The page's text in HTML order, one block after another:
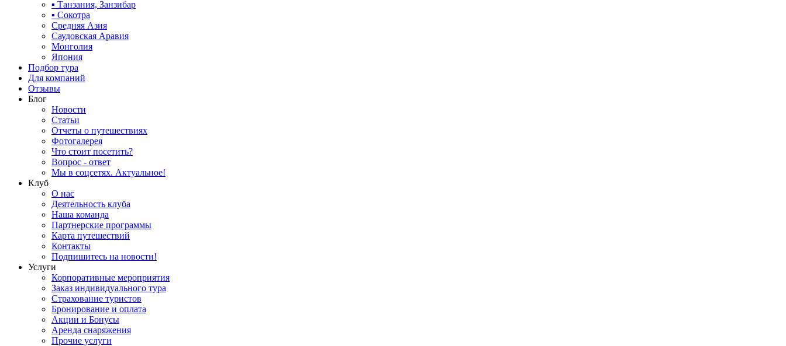
▪ Танзания, Занзибар
▪ Сокотра
Средняя Азия
Саудовская Аравия
Монголия
Япония
Подбор тура
Для компаний
Отзывы
Блог
Новости
Статьи
Отчеты о путешествиях
Фотогалерея
Что стоит посетить?
Вопрос - ответ
Мы в соцсетях. Актуальное!
Клуб
О нас
Деятельность клуба
Наша команда
Партнерские программы
Карта путешествий
Контакты
Подпишитесь на новости!
Услуги
Корпоративные мероприятия
Заказ индивидуального тура
Страхование туристов
Бронирование и оплата
Акции и Бонусы
Аренда снаряжения
Прочие услуги